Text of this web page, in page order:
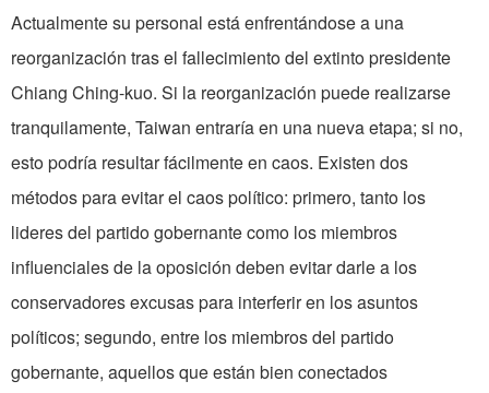
Actualmente su personal está enfrentándose a una
reorganización tras el fallecimiento del extinto presidente
Chiang Ching-kuo. Si la reorganización puede realizarse
tranquilamente, Taiwan entraría en una nueva etapa; si no,
esto podría resultar fácilmente en caos. Existen dos
métodos para evitar el caos político: primero, tanto los
lideres del partido gobernante como los miembros
influenciales de la oposición deben evitar darle a los
conservadores excusas para interferir en los asuntos
políticos; segundo, entre los miembros del partido
gobernante, aquellos que están bien conectados